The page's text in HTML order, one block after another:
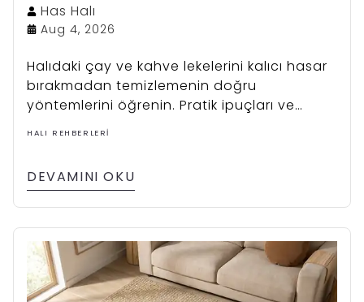
Has Halı
Aug 4, 2026
Halıdaki çay ve kahve lekelerini kalıcı hasar
bırakmadan temizlemenin doğru
yöntemlerini öğrenin. Pratik ipuçları ve
kaçınılması gereken hatalar için okumaya
HALI REHBERLERI
DEVAMINI OKU